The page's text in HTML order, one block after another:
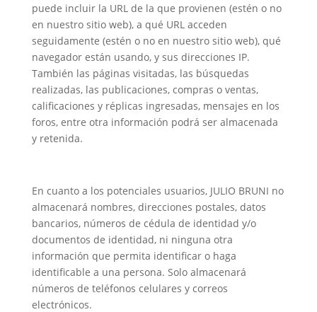
puede incluir la URL de la que provienen (estén o no
en nuestro sitio web), a qué URL acceden
seguidamente (estén o no en nuestro sitio web), qué
navegador están usando, y sus direcciones IP.
También las páginas visitadas, las búsquedas
realizadas, las publicaciones, compras o ventas,
calificaciones y réplicas ingresadas, mensajes en los
foros, entre otra información podrá ser almacenada
y retenida.
En cuanto a los potenciales usuarios, JULIO BRUNI no
almacenará nombres, direcciones postales, datos
bancarios, números de cédula de identidad y/o
documentos de identidad, ni ninguna otra
información que permita identificar o haga
identificable a una persona. Solo almacenará
números de teléfonos celulares y correos
electrónicos.